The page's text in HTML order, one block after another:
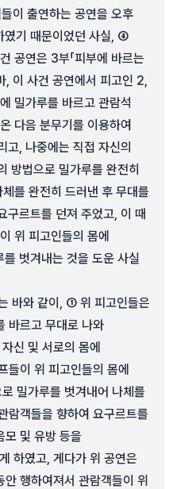
이 출연하는 공연을 오후
였기 때문이었던 사실, ④
공연은 3부「피부에 바르는
, 이 사건 공연에서 피고인 2,
밀가루를 바르고 관람석
다음 분무기를 이용하여
고, 나중에는 직접 자신의
방법으로 밀가루를 완전히
를 완전히 드러낸 후 무대를
구르트를 던져 주었고, 이 때
위 피고인들의 몸에
벗겨내는 것을 도운 사실
바와 같이, ① 위 피고인들은
바르고 무대로 나와
신 및 서로의 몸에
들이 위 피고인들의 몸에
밀가루를 벗겨내어 나체를
람객들을 향하여 요구르트를
모 및 유방 등을
하였고, 게다가 위 공연은
행하여져서 관람객들이 위